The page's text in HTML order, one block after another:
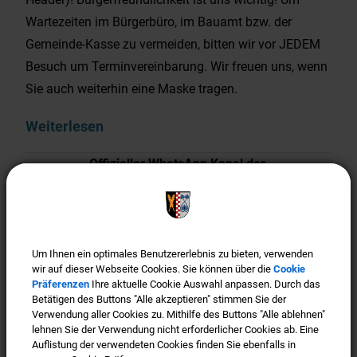
Wartezeiten im Bürgerbüro, im Bauamt bzw. der
Gemeinde-Kasse zu vermeiden, bitten wir vor JEDEM
Besuch um Terminvereinbarung. Wir freuen uns, wenn
Sie auch weiterhin eine Maske tragen.
Weiterlesen
Offizieller WhatsApp Kanal der
Um Ihnen ein optimales Benutzererlebnis zu bieten, verwenden
wir auf dieser Webseite Cookies. Sie können über die Cookie
Präferenzen Ihre aktuelle Cookie Auswahl anpassen. Durch das
Betätigen des Buttons "Alle akzeptieren" stimmen Sie der
Verwendung aller Cookies zu. Mithilfe des Buttons "Alle ablehnen"
lehnen Sie der Verwendung nicht erforderlicher Cookies ab. Eine
Auflistung der verwendeten Cookies finden Sie ebenfalls in
Um Ihnen ein optimales Benutzererlebnis zu bieten, verwenden
wir auf dieser Webseite Cookies. Sie können über die Cookie
Präferenzen Ihre aktuelle Cookie Auswahl anpassen. Durch das
Betätigen des Buttons "Alle akzeptieren" stimmen Sie der
Verwendung aller Cookies zu. Mithilfe des Buttons "Alle ablehnen"
lehnen Sie der Verwendung nicht erforderlicher Cookies ab. Eine
Auflistung der verwendeten Cookies finden Sie ebenfalls in